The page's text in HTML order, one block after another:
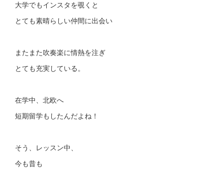
大学でもインスタを覗くと
とても素晴らしい仲間に出会い
またまた吹奏楽に情熱を注ぎ
とても充実している。
在学中、北欧へ
短期留学もしたんだよね！
そう、レッスン中、
今も昔も